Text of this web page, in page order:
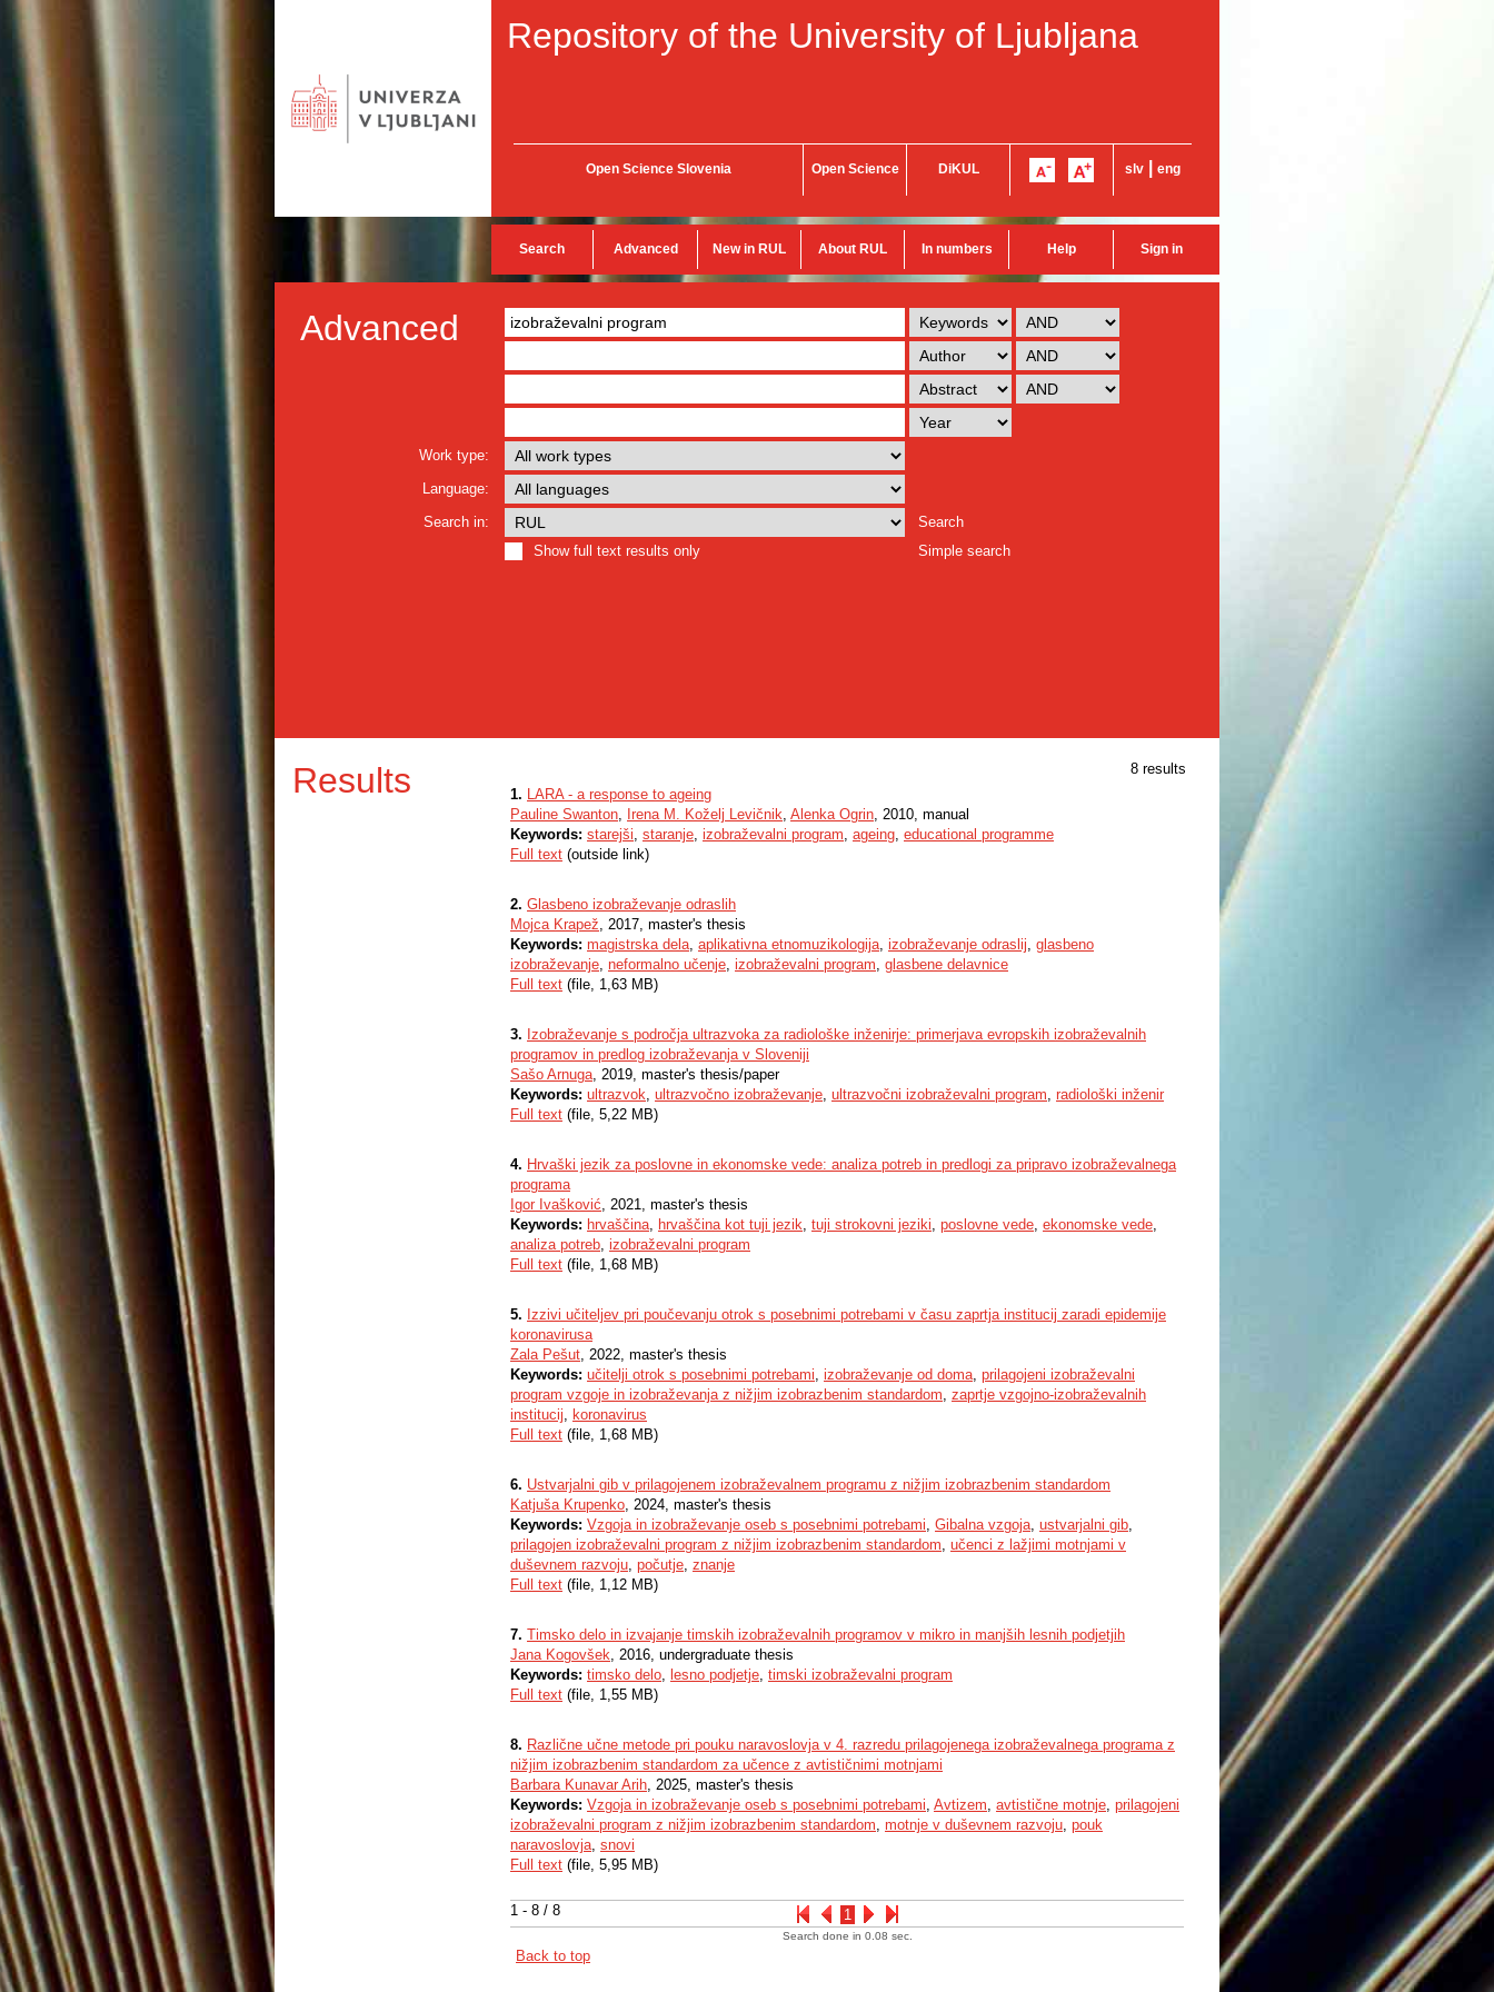
Repository of the University of Ljubljana
Open Science Slovenia Open Science DiKUL slv eng
Search Advanced New in RUL About RUL In numbers Help Sign in
Advanced
Work type:
Language:
Search in:
Search
Show full text results only
Simple search
Results 8 results
1 - 8 / 8 1
1. LARA - a response to ageing
Pauline Swanton, Irena M. Koželj Levičnik, Alenka Ogrin, 2010, manual
Keywords: starejši, staranje, izobraževalni program, ageing, educational programme
Full text (outside link)
2. Glasbeno izobraževanje odraslih
Mojca Krapež, 2017, master's thesis
Keywords: magistrska dela, aplikativna etnomuzikologija, izobraževanje odraslij, glasbeno
izobraževanje, neformalno učenje, izobraževalni program, glasbene delavnice
Full text (file, 1,63 MB)
3. Izobraževanje s področja ultrazvoka za radiološke inženirje: primerjava evropskih izobraževalnih
programov in predlog izobraževanja v Sloveniji
Sašo Arnuga, 2019, master's thesis/paper
Keywords: ultrazvok, ultrazvočno izobraževanje, ultrazvočni izobraževalni program, radiološki inženir
Full text (file, 5,22 MB)
4. Hrvaški jezik za poslovne in ekonomske vede: analiza potreb in predlogi za pripravo izobraževalnega
programa
Igor Ivašković, 2021, master's thesis
Keywords: hrvaščina, hrvaščina kot tuji jezik, tuji strokovni jeziki, poslovne vede, ekonomske vede,
analiza potreb, izobraževalni program
Full text (file, 1,68 MB)
5. Izzivi učiteljev pri poučevanju otrok s posebnimi potrebami v času zaprtja institucij zaradi epidemije
koronavirusa
Zala Pešut, 2022, master's thesis
Keywords: učitelji otrok s posebnimi potrebami, izobraževanje od doma, prilagojeni izobraževalni
program vzgoje in izobraževanja z nižjim izobrazbenim standardom, zaprtje vzgojno-izobraževalnih
institucij, koronavirus
Full text (file, 1,68 MB)
6. Ustvarjalni gib v prilagojenem izobraževalnem programu z nižjim izobrazbenim standardom
Katjuša Krupenko, 2024, master's thesis
Keywords: Vzgoja in izobraževanje oseb s posebnimi potrebami, Gibalna vzgoja, ustvarjalni gib,
prilagojen izobraževalni program z nižjim izobrazbenim standardom, učenci z lažjimi motnjami v
duševnem razvoju, počutje, znanje
Full text (file, 1,12 MB)
7. Timsko delo in izvajanje timskih izobraževalnih programov v mikro in manjših lesnih podjetjih
Jana Kogovšek, 2016, undergraduate thesis
Keywords: timsko delo, lesno podjetje, timski izobraževalni program
Full text (file, 1,55 MB)
8. Različne učne metode pri pouku naravoslovja v 4. razredu prilagojenega izobraževalnega programa z
nižjim izobrazbenim standardom za učence z avtističnimi motnjami
Barbara Kunavar Arih, 2025, master's thesis
Keywords: Vzgoja in izobraževanje oseb s posebnimi potrebami, Avtizem, avtistične motnje, prilagojeni
izobraževalni program z nižjim izobrazbenim standardom, motnje v duševnem razvoju, pouk
naravoslovja, snovi
Full text (file, 5,95 MB)
Search done in 0.08 sec.
Back to top